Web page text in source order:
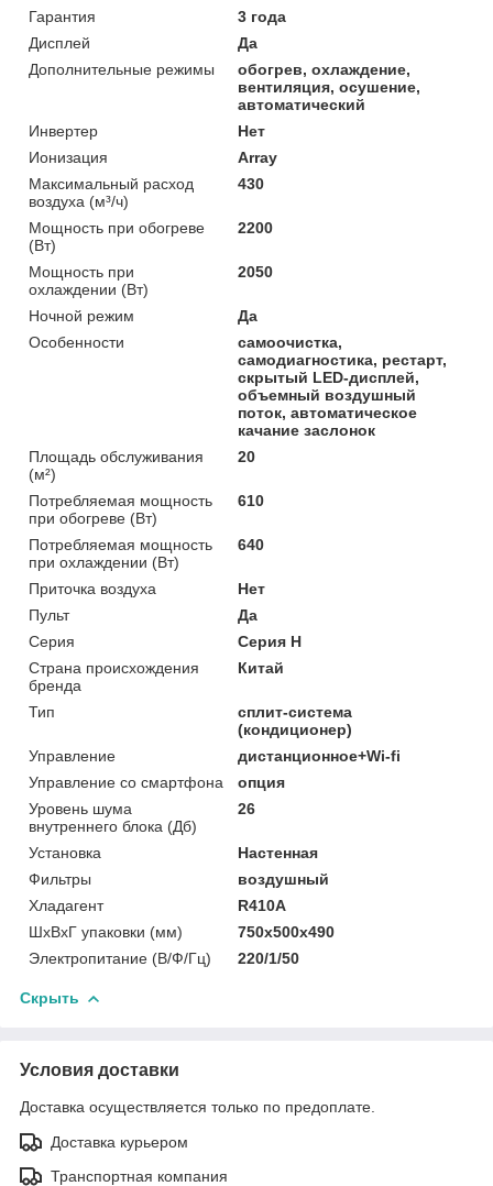
Гарантия
3 года
Дисплей
Да
Дополнительные режимы
обогрев, охлаждение,
вентиляция, осушение,
автоматический
Инвертер
Нет
Ионизация
Array
Максимальный расход
воздуха (м³/ч)
430
Мощность при обогреве
(Вт)
2200
Мощность при
охлаждении (Вт)
2050
Ночной режим
Да
Особенности
самоочистка,
самодиагностика, рестарт,
скрытый LED-дисплей,
объемный воздушный
поток, автоматическое
качание заслонок
Площадь обслуживания
(м²)
20
Потребляемая мощность
при обогреве (Вт)
610
Потребляемая мощность
при охлаждении (Вт)
640
Приточка воздуха
Нет
Пульт
Да
Серия
Серия H
Страна происхождения
бренда
Китай
Тип
сплит-система
(кондиционер)
Управление
дистанционное+Wi-fi
Управление со смартфона
опция
Уровень шума
внутреннего блока (Дб)
26
Установка
Настенная
Фильтры
воздушный
Хладагент
R410A
ШxВxГ упаковки (мм)
750x500x490
Электропитание (В/Ф/Гц)
220/1/50
Скрыть
Условия доставки
Доставка осуществляется только по предоплате.
Доставка курьером
Транспортная компания